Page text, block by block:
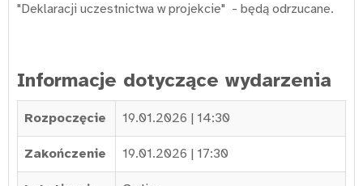
"Deklaracji uczestnictwa w projekcie" - będą odrzucane.
Informacje dotyczące wydarzenia
Rozpoczęcie 19.01.2026 | 14:30
Zakończenie 19.01.2026 | 17:30